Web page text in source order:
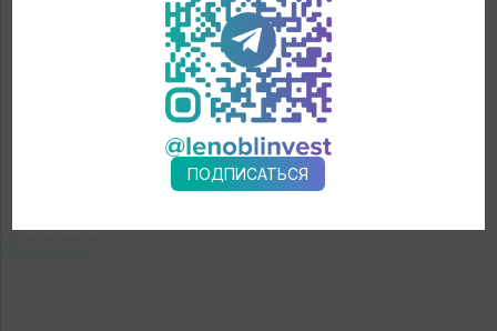
центров компетенций и 6 от органов власти.
Мероприятие организовано командой образовательной
программы «Лидеры производительности» в рамках
национального проекта «Производительность труда».
ПОДПИСАТЬСЯ